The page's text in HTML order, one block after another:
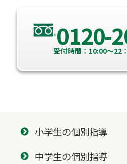
0120-
受付時間：10:00～22
小学生の個別指導
中学生の個別指導